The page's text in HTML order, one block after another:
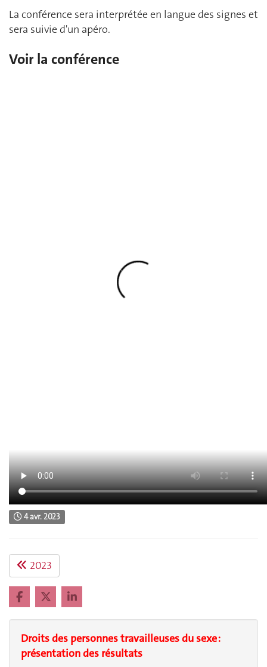
La conférence sera interprétée en langue des signes et
sera suivie d'un apéro.
Voir la conférence
4 avr. 2023
2023
Droits des personnes travailleuses du sexe :
présentation des résultats